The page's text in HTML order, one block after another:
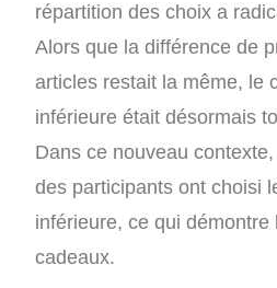
répartition des choix a
Alors que la différence de
articles restait la même, le
inférieure était désormais
Dans ce nouveau
des participants ont choisi
inférieure, ce qui démontre
cadeaux.